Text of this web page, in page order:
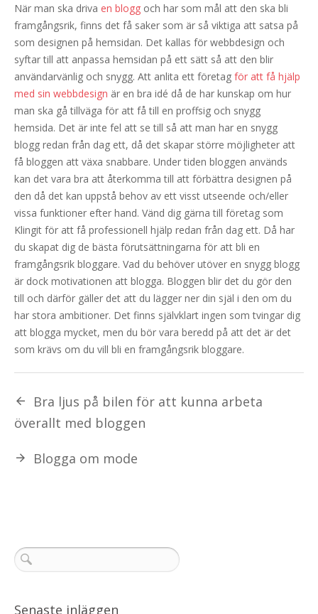
När man ska driva en blogg och har som mål att den ska bli
framgångsrik, finns det få saker som är så viktiga att satsa på
som designen på hemsidan. Det kallas för webbdesign och
syftar till att anpassa hemsidan på ett sätt så att den blir
användarvänlig och snygg. Att anlita ett företag för att få hjälp
med sin webbdesign är en bra idé då de har kunskap om hur
man ska gå tillväga för att få till en proffsig och snygg
hemsida. Det är inte fel att se till så att man har en snygg
blogg redan från dag ett, då det skapar större möjligheter att
få bloggen att växa snabbare. Under tiden bloggen används
kan det vara bra att återkomma till att förbättra designen på
den då det kan uppstå behov av ett visst utseende och/eller
vissa funktioner efter hand. Vänd dig gärna till företag som
Klingit för att få professionell hjälp redan från dag ett. Då har
du skapat dig de bästa förutsättningarna för att bli en
framgångsrik bloggare. Vad du behöver utöver en snygg blogg
är dock motivationen att blogga. Bloggen blir det du gör den
till och därför gäller det att du lägger ner din själ i den om du
har stora ambitioner. Det finns självklart ingen som tvingar dig
att blogga mycket, men du bör vara beredd på att det är det
som krävs om du vill bli en framgångsrik bloggare.
Bra ljus på bilen för att kunna arbeta
överallt med bloggen
Blogga om mode
Senaste inläggen